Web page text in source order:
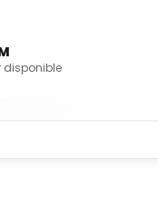
disponible